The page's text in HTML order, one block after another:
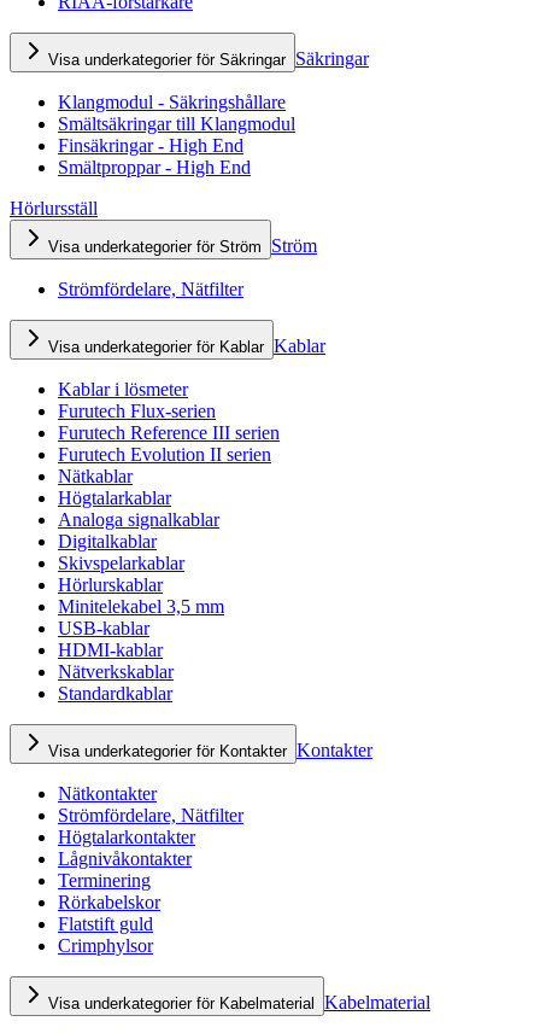
Visa underkategorier för Säkringar Säkringar
Klangmodul - Säkringshållare
Smältsäkringar till Klangmodul
Finsäkringar - High End
Smältproppar - High End
Hörlursställ
Visa underkategorier för Ström Ström
Strömfördelare, Nätfilter
Visa underkategorier för Kablar Kablar
Kablar i lösmeter
Furutech Flux-serien
Furutech Reference III serien
Furutech Evolution II serien
Nätkablar
Högtalarkablar
Analoga signalkablar
Digitalkablar
Skivspelarkablar
Hörlurskablar
Minitelekabel 3,5 mm
USB-kablar
HDMI-kablar
Nätverkskablar
Standardkablar
Visa underkategorier för Kontakter Kontakter
Nätkontakter
Strömfördelare, Nätfilter
Högtalarkontakter
Lågnivåkontakter
Terminering
Rörkabelskor
Flatstift guld
Crimphylsor
Visa underkategorier för Kabelmaterial Kabelmaterial